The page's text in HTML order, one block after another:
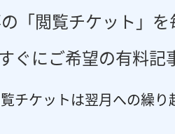
「閲覧チケット」
ぐにご希望の有料記
チケットは翌月への繰り